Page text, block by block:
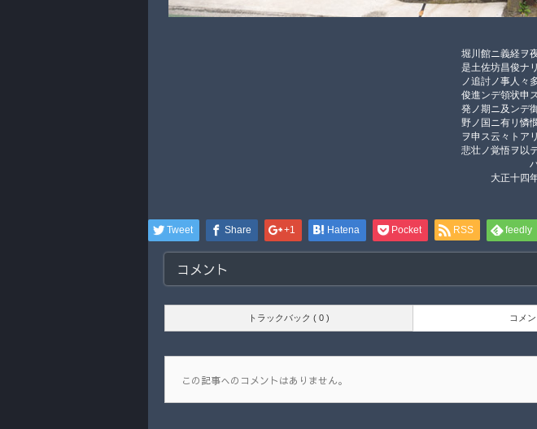
堀川館ニ義経ヲ
是土佐坊昌俊ナ
ノ追討ノ事人々
俊進ンデ領状申
発ノ期ニ及ンデ
野ノ国ニ有リ憐
ヲ申ス云々トア
悲壮ノ覚悟ヲ以
大正十四
Tweet Share +1 Hatena Pocket RSS feedly
コメント
トラックバック ( 0 ) コメ
この記事へのコメントはありません。